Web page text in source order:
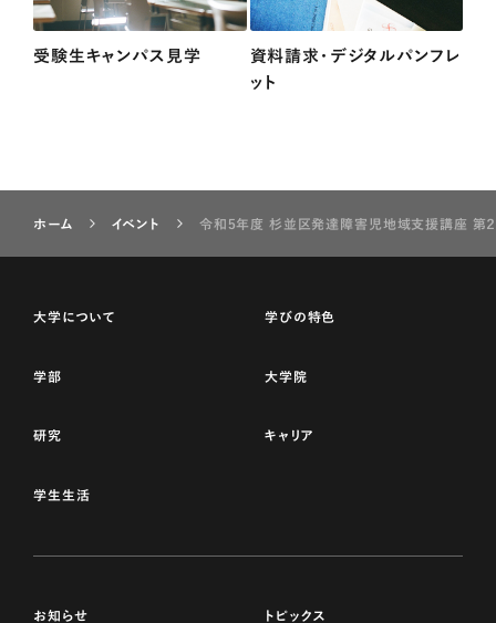
受験生キャンパス見学
資料請求・デジタルパンフレ
ット
ホーム イベント 令和5年度 杉並区発達障害児地域支援講座 第
大学について 学びの特色
学部 大学院
研究 キャリア
学生生活
お知らせ トピックス